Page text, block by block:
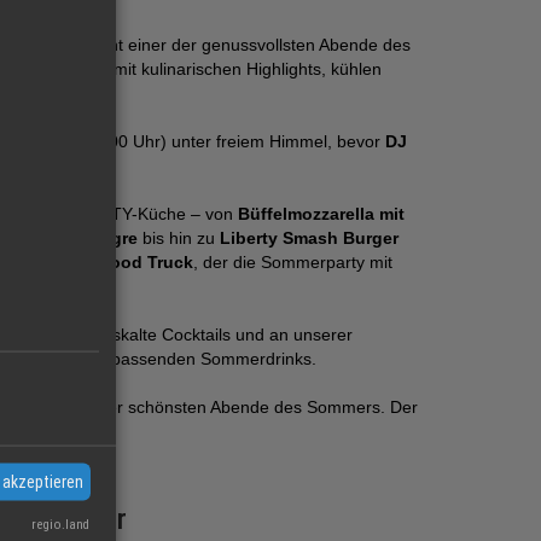
beginnt einer der genussvollsten Abende des
Oase mit kulinarischen Highlights, kühlen
(18:00–21:00 Uhr) unter freiem Himmel, bevor DJ
der LIBERTY-Küche – von Büffelmozzarella mit
Leche de Tigre bis hin zu Liberty Smash Burger
– Mara Food Truck , der die Sommerparty mit
vom Fass, eiskalte Cocktails und an unserer
für die passenden Sommerdrinks.
uns einen der schönsten Abende des Sommers. Der
Veranstalter
regio.land